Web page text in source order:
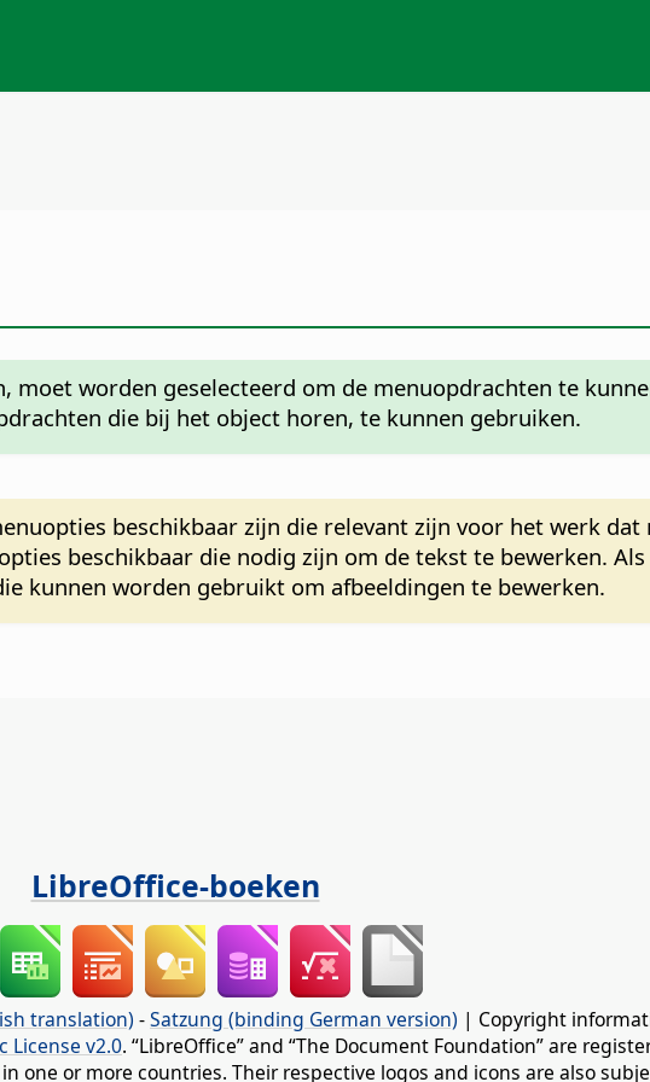
worden geselecteerd om de menuopdrachten te
die bij het object horen, te kunnen gebruiken.
beschikbaar zijn die relevant zijn voor het werk
beschikbaar die nodig zijn om de tekst te bewerken.
kunnen worden gebruikt om afbeeldingen te bewerken.
LibreOffice-boeken
translation) -Satzung (binding German version) | Copyright
License v2.0. “LibreOffice” and “The Document Foundation” are
one or more countries. Their respective logos and icons are also